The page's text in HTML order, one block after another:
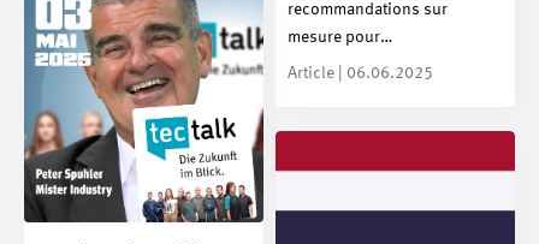
recommandations sur
mesure pour…
Article | 06.06.2025